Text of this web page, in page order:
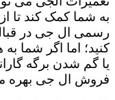
به شما کمک کند تا
رسمی ال جی در
کنید؛ اما اگر شما به
یا گم شدن برگه
فروش ال جی بهره